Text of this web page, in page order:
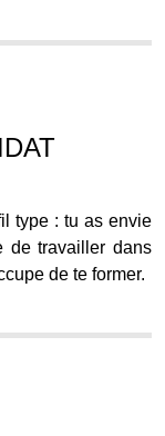
type : tu as envie
de travailler dans
de te former.